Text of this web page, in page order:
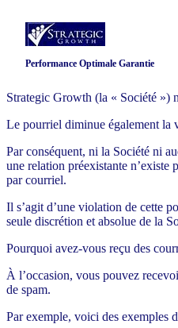
Performance Optimale Garantie
Strategic Growth (la « Société »)
Le pourriel diminue également la
Par conséquent, ni la Société ni
une relation préexistante n’existe
par courriel.
Il s’agit d’une violation de cette
seule discrétion et absolue de la
Pourquoi avez-vous reçu des
À l’occasion, vous pouvez
de spam.
Par exemple, voici des exemples